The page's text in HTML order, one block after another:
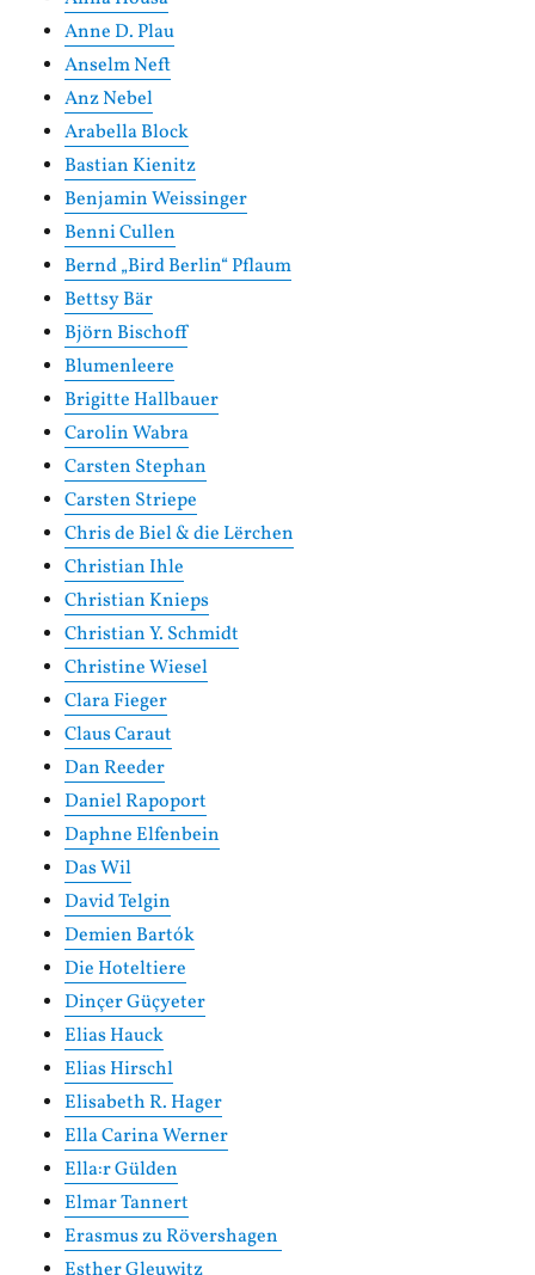
Anne D. Plau
Anselm Neft
Anz Nebel
Arabella Block
Bastian Kienitz
Benjamin Weissinger
Benni Cullen
Bernd „Bird Berlin“ Pflaum
Bettsy Bär
Björn Bischoff
Blumenleere
Brigitte Hallbauer
Carolin Wabra
Carsten Stephan
Carsten Striepe
Chris de Biel & die Lërchen
Christian Ihle
Christian Knieps
Christian Y. Schmidt
Christine Wiesel
Clara Fieger
Claus Caraut
Dan Reeder
Daniel Rapoport
Daphne Elfenbein
Das Wil
David Telgin
Demien Bartók
Die Hoteltiere
Dinçer Güçyeter
Elias Hauck
Elias Hirschl
Elisabeth R. Hager
Ella Carina Werner
Ella:r Gülden
Elmar Tannert
Erasmus zu Rövershagen